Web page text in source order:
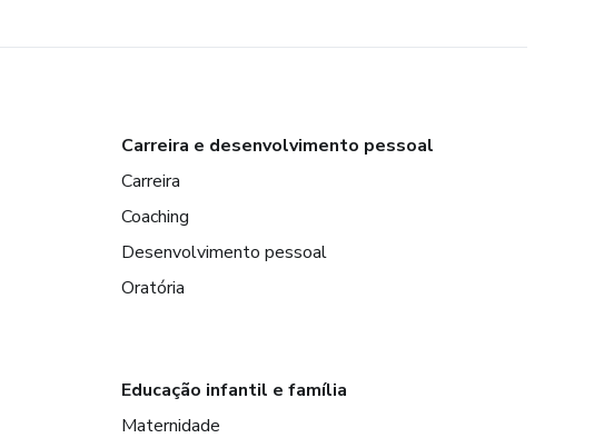
Carreira e desenvolvimento pessoal
Carreira
Coaching
Desenvolvimento pessoal
Oratória
Educação infantil e família
Maternidade